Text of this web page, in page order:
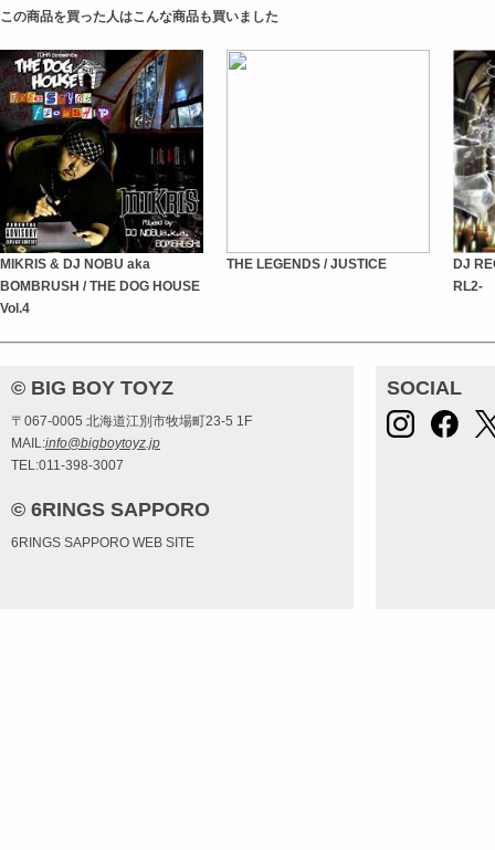
この商品を買った人はこんな商品も買いました
MIKRIS & DJ NOBU aka
BOMBRUSH / THE DOG HOUSE
Vol.4
THE LEGENDS / JUSTICE
DJ
RL2-
© BIG BOY TOYZ
〒067-0005 北海道江別市牧場町23-5 1F
MAIL:info@bigboytoyz.jp
TEL:011-398-3007
© 6RINGS SAPPORO
6RINGS SAPPORO WEB SITE
SOCIAL